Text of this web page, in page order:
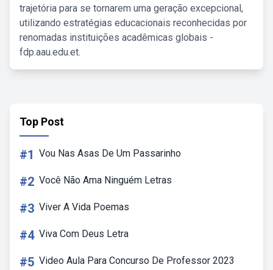
trajetória para se tornarem uma geração excepcional,
utilizando estratégias educacionais reconhecidas por
renomadas instituições acadêmicas globais -
fdp.aau.edu.et.
Top Post
#1 Vou Nas Asas De Um Passarinho
#2 Você Não Ama Ninguém Letras
#3 Viver A Vida Poemas
#4 Viva Com Deus Letra
#5 Video Aula Para Concurso De Professor 2023